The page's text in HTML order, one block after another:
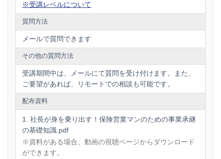
※受講レベルについて
質問方法
メールで質問できます
その他の質問方法
受講期間中は、メールにて質問を受け付けます。また、
ご要望があれば、リモートでの相談も可能です。
配布資料
社長が身を乗り出す！保険営業マンのための事業承継
の基礎知識.pdf
※資料がある場合、動画の視聴ページからダウンロード
ができます。